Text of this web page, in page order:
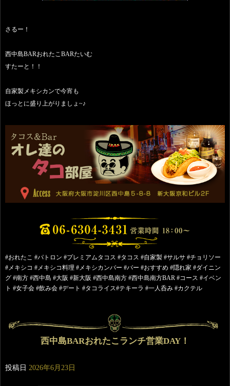
さるー！
西中島BARおれたこBARたいむ
すたーと！！
自家製メキシカンで今宵も
ほっとに盛り上がりましょ~♪
#おれたこ #パトロン #プレミアムタコス #タコス #自家製 #サルサ #チョリソー
#メキシコ #メキシコ料理 #メキシカンバー #バー #おすすめ #隠れ家 #ダイニン
グ #南方 #西中島 #大阪 #新大阪 #西中島南方 #西中島南方BAR #コース #イベン
ト #女子会 #飲み会 #デート #タコライス#テキーラ #一人呑み #カクテル
西中島BARおれたこランチ営業DAY！
投稿日 2026年6月23日